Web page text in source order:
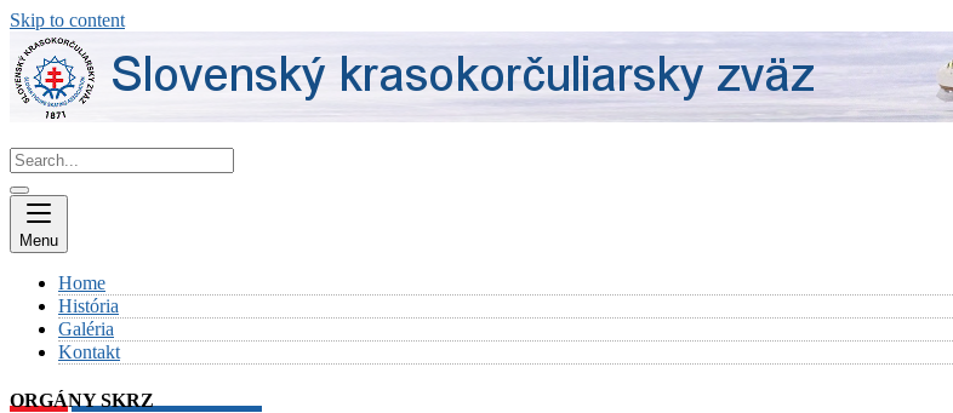
Skip to content
Menu
Home
História
Galéria
Kontakt
ORGÁNY SKRZ